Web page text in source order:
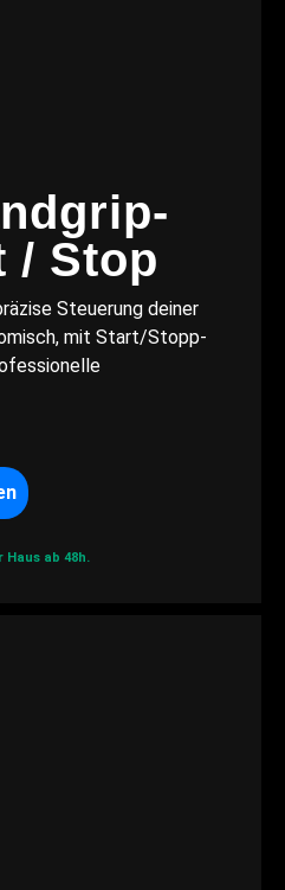
/ Stop
Steuerung deiner
mit Start/Stopp-
Haus ab 48h.